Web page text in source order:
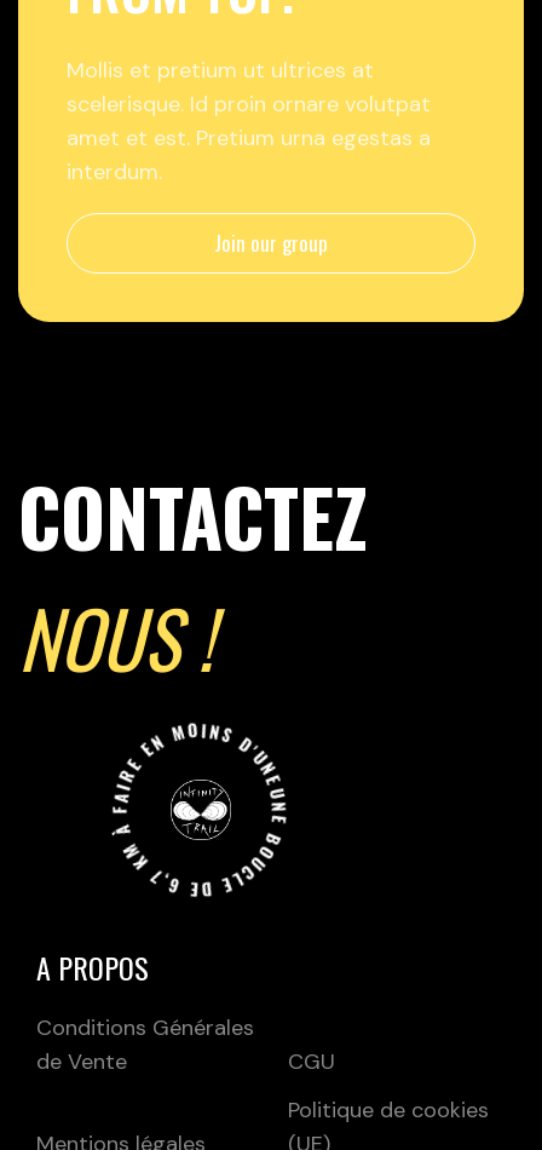
Mollis et pretium ut ultrices at
scelerisque. Id proin ornare volutpat
amet et est. Pretium urna egestas a
interdum.
Join our group
CONTACTEZ
NOUS !
UNE BOUCLE DE 6,7 KM À FAIRE EN MOINS D'UNE HEURE JUSQU'A L'INIFINI.
A PROPOS
Conditions Générales
de Vente
CGU
Mentions légales
Politique de cookies
(UE)